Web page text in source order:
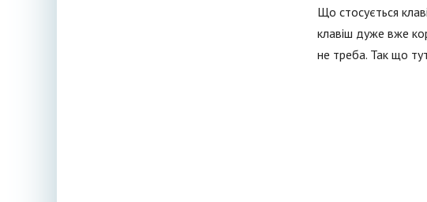
Що стосується
клавіш дуже вже
не треба. Так що